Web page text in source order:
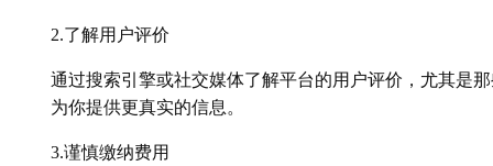
2.了解用户评价
通过搜索引擎或社交媒体了解平台的用户评价，尤其是
为你提供更真实的信息。
3.谨慎缴纳费用